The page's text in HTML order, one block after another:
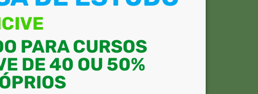
PARA CURSOS
DE 40 OU 50%